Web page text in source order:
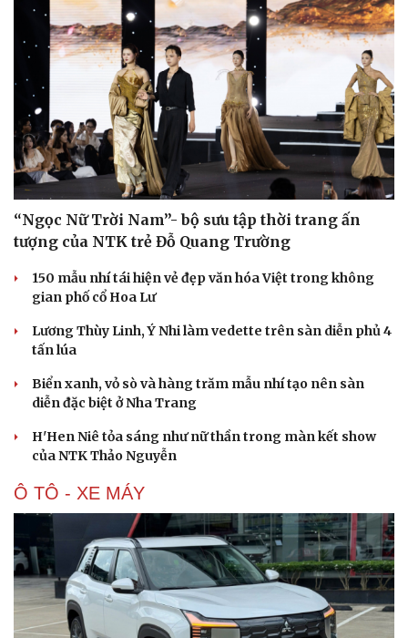
“Ngọc Nữ Trời Nam”- bộ sưu tập thời trang ấn
tượng của NTK trẻ Đỗ Quang Trường
150 mẫu nhí tái hiện vẻ đẹp văn hóa Việt trong không
gian phố cổ Hoa Lư
Lương Thùy Linh, Ý Nhi làm vedette trên sàn diễn phủ 4
tấn lúa
Biển xanh, vỏ sò và hàng trăm mẫu nhí tạo nên sàn
diễn đặc biệt ở Nha Trang
H'Hen Niê tỏa sáng như nữ thần trong màn kết show
của NTK Thảo Nguyễn
Ô TÔ - XE MÁY